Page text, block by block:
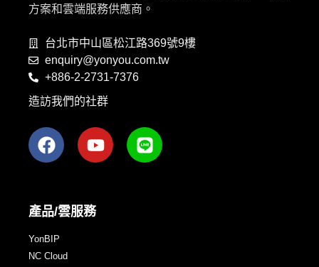
方案和雲端服務供應商。
台北市中山區松江路369號9樓
enquiry@yonyou.com.tw
+886-2-2731-7376
造訪我們的社群
產品/雲服務
YonBIP
NC Cloud